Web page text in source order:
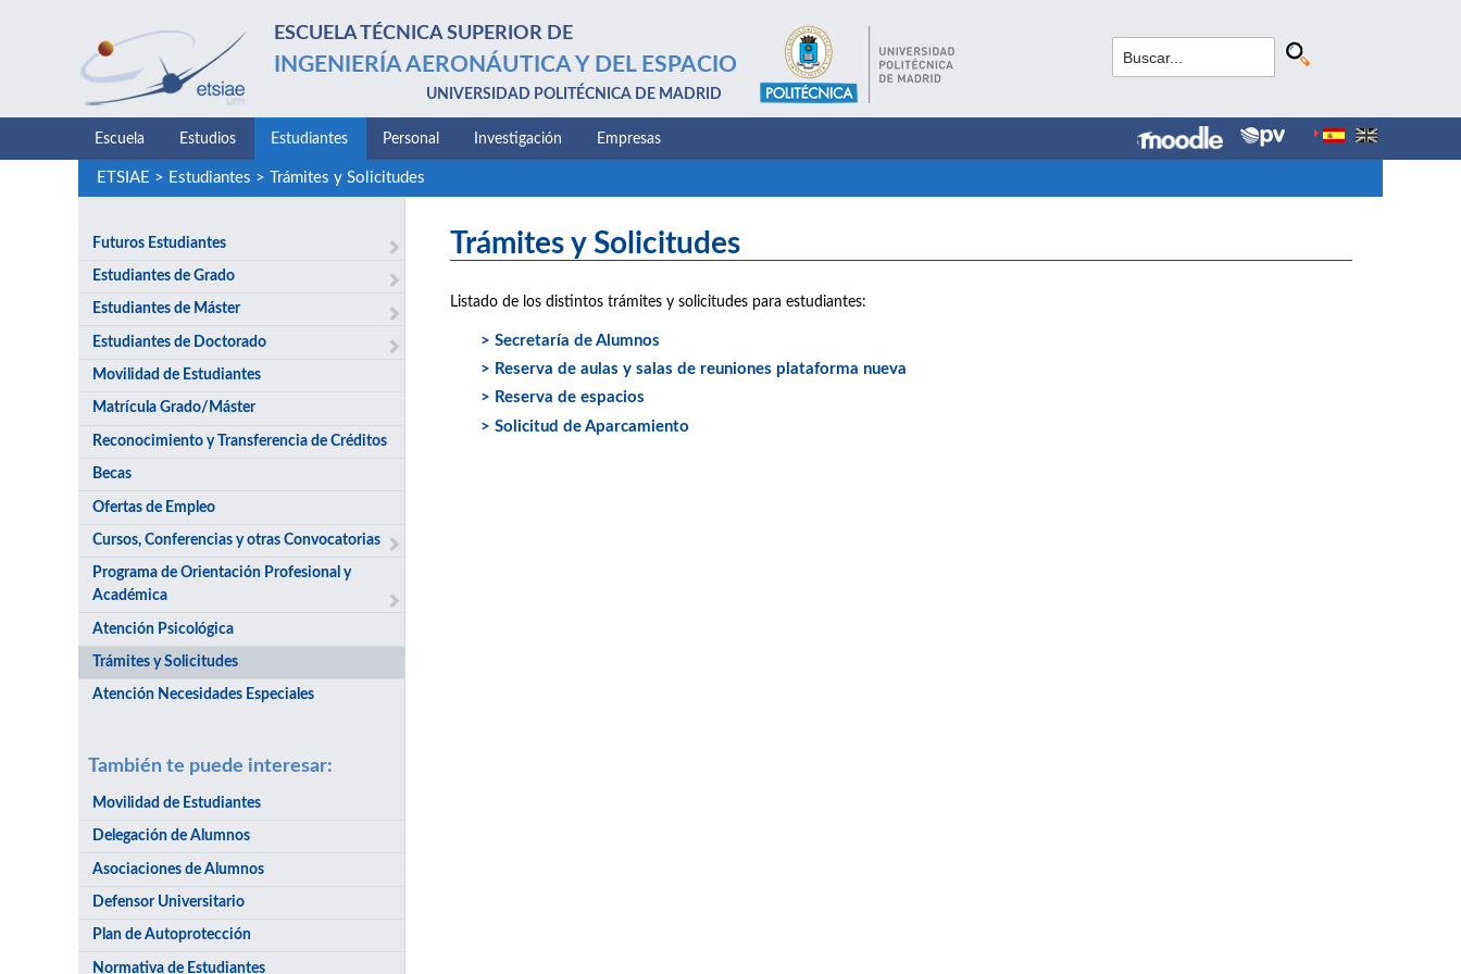
ESCUELA TÉCNICA SUPERIOR DE
INGENIERÍA AERONÁUTICA Y DEL ESPACIO
UNIVERSIDAD POLITÉCNICA DE MADRID
Escuela Estudios Estudiantes Personal Investigación Empresas
ETSIAE > Estudiantes > Trámites y Solicitudes
Futuros Estudiantes
Estudiantes de Grado
Estudiantes de Máster
Estudiantes de Doctorado
Movilidad de Estudiantes
Matrícula Grado/Máster
Reconocimiento y Transferencia de Créditos
Becas
Ofertas de Empleo
Cursos, Conferencias y otras Convocatorias
Programa de Orientación Profesional y
Académica
Atención Psicológica
Trámites y Solicitudes
Atención Necesidades Especiales
También te puede interesar:
Movilidad de Estudiantes
Delegación de Alumnos
Asociaciones de Alumnos
Defensor Universitario
Plan de Autoprotección
Normativa de Estudiantes
Trámites y Solicitudes
Listado de los distintos trámites y solicitudes para estudiantes:
> Secretaría de Alumnos
> Reserva de aulas y salas de reuniones plataforma nueva
> Reserva de espacios
> Solicitud de Aparcamiento